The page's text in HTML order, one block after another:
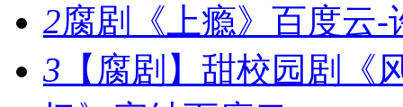
2腐剧《上瘾》百度云
3 【腐剧】甜校园剧《